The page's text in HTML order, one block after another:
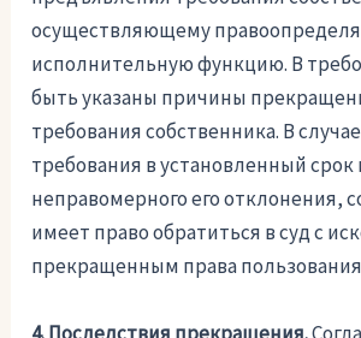
осуществляющему
исполнительную функцию. В
быть указаны причины
требования собственника. В
требования в установленный срок
неправомерного его отклонения,
имеет право обратиться в суд с
прекращенным права
4. Последствия прекращения.